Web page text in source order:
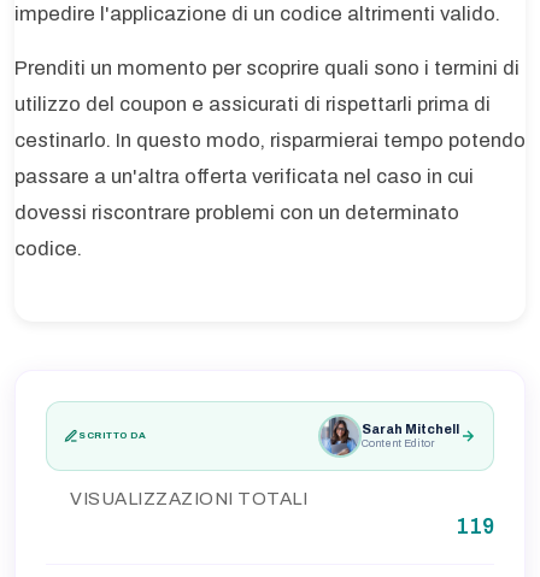
impedire l'applicazione di un codice altrimenti valido.
Prenditi un momento per scoprire quali sono i termini di
utilizzo del coupon e assicurati di rispettarli prima di
cestinarlo. In questo modo, risparmierai tempo potendo
passare a un'altra offerta verificata nel caso in cui
dovessi riscontrare problemi con un determinato
codice.
SCRITTO DA Sarah Mitchell
Content Editor
VISUALIZZAZIONI TOTALI
119